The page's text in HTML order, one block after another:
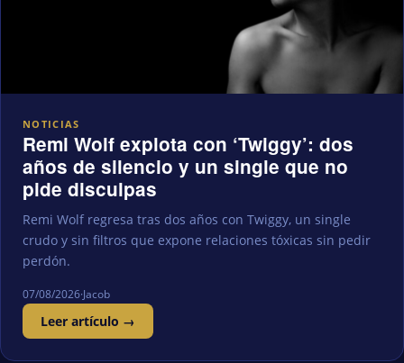
NOTICIAS
Remi Wolf explota con ‘Twiggy’: dos
años de silencio y un single que no
pide disculpas
Remi Wolf regresa tras dos años con Twiggy, un single
crudo y sin filtros que expone relaciones tóxicas sin pedir
perdón.
07/08/2026·Jacob
Leer artículo →